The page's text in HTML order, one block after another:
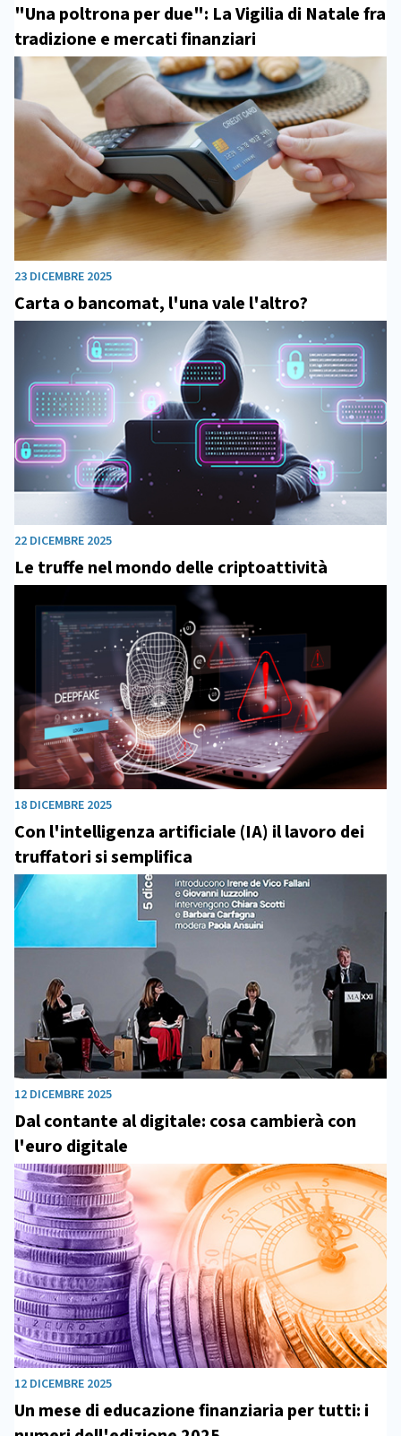
"Una poltrona per due": La Vigilia di Natale fra
tradizione e mercati finanziari
23 DICEMBRE 2025
Carta o bancomat, l'una vale l'altro?
22 DICEMBRE 2025
Le truffe nel mondo delle criptoattività
18 DICEMBRE 2025
Con l'intelligenza artificiale (IA) il lavoro dei
truffatori si semplifica
12 DICEMBRE 2025
Dal contante al digitale: cosa cambierà con
l'euro digitale
12 DICEMBRE 2025
Un mese di educazione finanziaria per tutti: i